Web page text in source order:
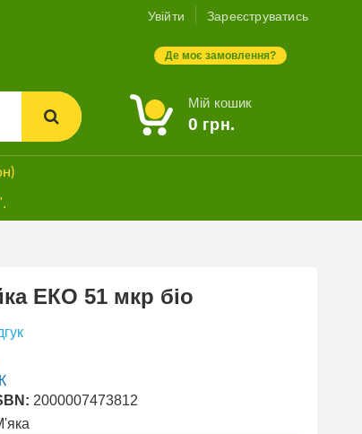
Увійти Зареєструватись
Де моє замовлення?
Мій кошик
0 грн.
ЕКО 51 мкр біо
2000007473812